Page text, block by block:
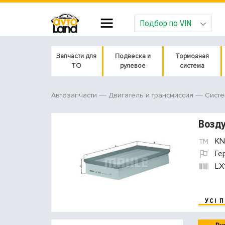
Подбор по VIN
Запчасти для
ТО
Подвеска и
рулевое
Тормозная
система
Автозапчасти Двигатель и трансмиссия
УСІ